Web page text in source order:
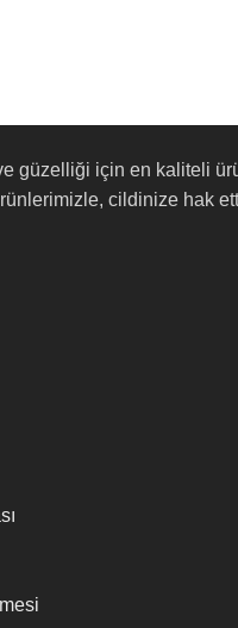
ve güzelliği için en kaliteli
cildinize hak